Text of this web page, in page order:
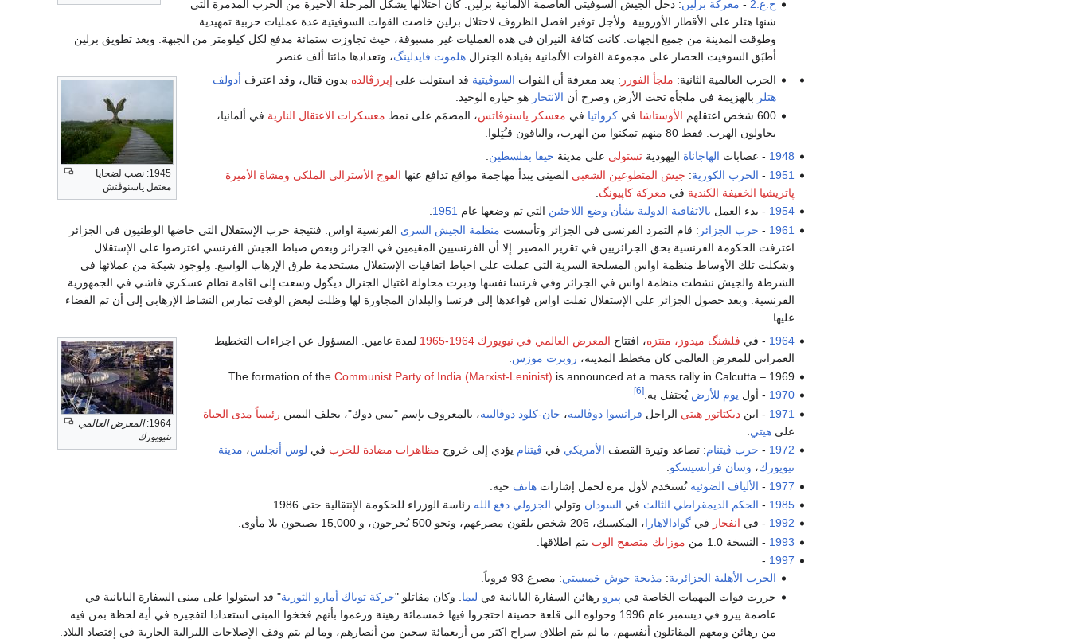
ح.ع.2
- معركة برلين: دخل الجيش السوفيتي العاصمة الألمانية برلين. كان احتلالها يشكل المرحلة الأخيرة من الحرب المدمرة التي
شنها هتلر على الأقطار الأوروبية. ولأجل توفير افضل الظروف لاحتلال برلين خاضت القوات السوفيتية عدة عمليات حربية تمهيدية
وطوقت المدينة من جميع الجهات. كانت كثافة النيران في هذه العمليات غير مسبوقة، حيث تجاوزت ستمائة مدفع لكل كيلومتر من الجبهة. وبعد تطويق برلين
أطبَق السوفيت الحصار على مجموعة القوات الألمانية بقيادة الجنرال هلموت فايدلينگ، وتعدادها مائتا ألف عنصر.
1945: نصب لضحايا
معتقل ياسنوڤتش
الحرب العالمية الثانية: ملجأ الفورر : بعد معرفة أن القوات السوڤيتية قد استولت على إبرزڤالده بدون قتال، وقد اعترف أدولف
هتلر بالهزيمة في ملجأه تحت الأرض وصرح أن الانتحار هو خياره الوحيد.
600 شخص اعتقلهم
الأوستاشا في كرواتيا في معسكر ياسنوڤاتس، المصمَم على نمط معسكرات الاعتقال النازية في ألمانيا،
يحاولون الهرب. فقط 80 منهم تمكنوا من الهرب، والباقون قـُتِلوا.
1948 - عصابات الهاجاناة اليهوديةتستولي على مدينة حيفا بفلسطين.
1951
- الحرب الكورية: جيش المتطوعين الشعبي الصيني يبدأ مهاجمة مواقع تدافع عنها الفوج الأسترالي الملكي ومشاة الأميرة
پاتريشيا الخفيفة الكندية في معركة كاپيونگ
1954 - بدء العمل بالاتفاقية الدولية بشأن وضع اللاجئين التي تم وضعها عام 1951
.
1961
- حرب الجزائر : قام التمرد الفرنسي في الجزائر وتأسست منظمة الجيش السري الفرنسية اواس. فنتيجة حرب الإستقلال التي خاضها الوطنيون في الجزائر
اعترفت الحكومة الفرنسية بحق الجزائريين في تقرير المصير. إلا أن الفرنسيين المقيمين في الجزائر وبعض ضباط الجيش الفرنسي اعترضوا على الإستقلال.
وشكلت تلك الأوساط منظمة اواس المسلحة السرية التي عملت على احباط اتفاقيات الإستقلال مستخدمة طرق الإرهاب الواسع. ولوجود شبكة من عملائها في
الشرطة والجيش نشطت منظمة اواس في الجزائر وفي فرنسا نفسها ودبرت محاولة اغتيال الجنرال ديگول وسعت إلى اقامة نظام عسكري فاشي في الجمهورية
الفرنسية. وبعد حصول الجزائر على الإستقلال نقلت اواس قواعدها إلى فرنسا والبلدان المجاورة لها وظلت لبعض الوقت تمارس النشاط الإرهابي إلى أن تم القضاء
عليها.
1964: المعرض العالمي
بنيويورك
1964 - في فلشنگ ميدوز، منتزه، افتتاح المعرض العالمي في نيويورك 1964-1965
لمدة عامين. المسؤول عن اجراءات التخطيط
العمراني للمعرض العالمي كان مخطط المدينة، روبرت موزس
1969 – The formation of the
Communist Party of India (Marxist-Leninist) is announced at a mass rally in Calcutta.
1970 - أول يوم للأرض يُحتفل به.[6]
1971 - ابنديكتاتور هيتي الراحل فرانسوا دوڤالييه، جان-كلود دوڤالييه، بالمعروف بإسم "بيبي دوك"، يحلف اليمين رئيساً مدى الحياة
علىهيتي
1972
- حرب ڤيتنام: تصاعد وتيرة القصف الأمريكي في ڤيتنام يؤدي إلى خروج مظاهرات مضادة للحرب في لوس أنجلس، مدينة
نيويورك، وسان فرانسيسكو
1977
- الألياف الضوئية تُستخدم لأول مرة لحمل إشاراتهاتف حية.
1985
- الحكم الديمقراطي الثالث في السودان وتولي الجزولي دفع الله رئاسة الوزراء للحكومة الإنتقالية حتى 1986.
1992 - في انفجار فيگوادالاهارا، المكسيك، 206 شخص يلقون مصرعهم، ونحو 500 يُجرحون، و 15,000 يصبحون بلا مأوى.
1993 - النسخة 1.0 من موزايك متصفح الوب يتم اطلاقها.
1997
-
الحرب الأهلية الجزائرية: مذبحة حوش خميستي: مصرع 93 قروياً.
حررت قوات المهمات الخاصة في پيرو رهائن السفارة اليابانية في ليما . وكان مقاتلو "حركة توباك أمارو الثورية" قد استولوا على مبنى السفارة اليابانية في
عاصمة پيرو في ديسمبر عام 1996 وحولوه الى قلعة حصينة احتجزوا فيها خمسمائة رهينة وزعموا بأنهم فخخوا المبنى استعدادا لتفجيره في أية لحظة بمن فيه
من رهائن ومعهم المقاتلون أنفسهم، ما لم يتم اطلاق سراح اكثر من أربعمائة سجين من أنصارهم، وما لم يتم وقف الإصلاحات اللبرالية الجارية في إقتصاد البلاد.